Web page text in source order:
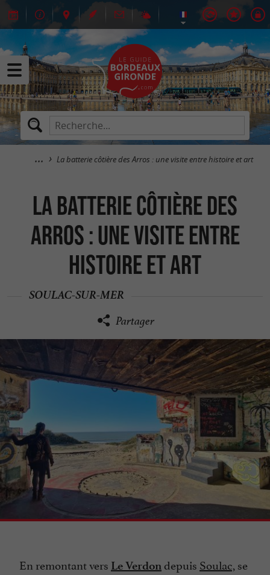
La batterie côtière des Arros : une visite entre histoire et art
La batterie côtière des
Arros : une visite entre
histoire et art
SOULAC-SUR-MER
Partager
En remontant vers Le Verdondepuis Soulac, se